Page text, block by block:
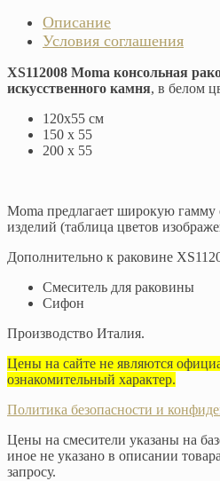
Описание
Условия соглашения
XS112008 Moma консольная
искусственного камня, в белом
120х55 см
150 x 55
200 х 55
Moma предлагает широкую гамму
изделий (таблица цветов
Дополнительно к раковине
Смеситель для раковины
Сифон
Производство Италия.
Цены на сайте не являются
ознакомительный характер.
Политика безопасности и
Цены на смесители указаны на
иное не указано в описании
запросу.